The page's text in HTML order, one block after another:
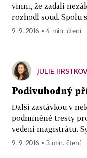
vinni, že zadali
rozhodl soud. Spolu
9. 9. 2016 ▪ 4 min. čtení
JULIE
Podivuhodný
Další zastávkou v
podmíněné tresty
vedení magistrátu.
9. 9. 2016 ▪ 3 min. čtení